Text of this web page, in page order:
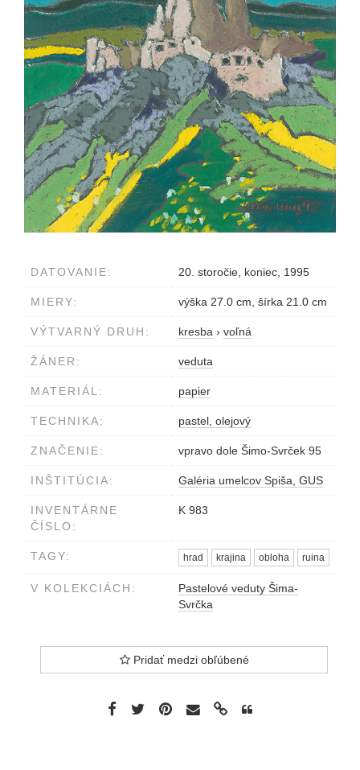
DATOVANIE: 20. storočie, koniec, 1995
MIERY: výška 27.0 cm, šírka 21.0 cm
VÝTVARNÝ DRUH: kresba › voľná
ŽÁNER: veduta
MATERIÁL: papier
TECHNIKA: pastel, olejový
ZNAČENIE: vpravo dole Šimo-Svrček 95
INŠTITÚCIA: Galéria umelcov Spiša, GUS
INVENTÁRNE
ČÍSLO:
K 983
TAGY: hrad krajina obloha ruina
V KOLEKCIÁCH:
Pastelové veduty Šima-
Svrčka
Pridať medzi obľúbené